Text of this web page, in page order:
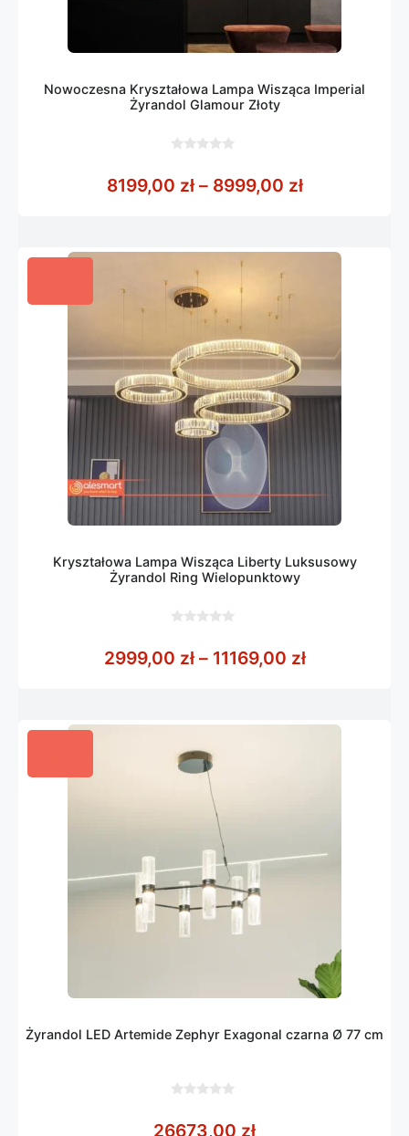
Nowoczesna Kryształowa Lampa Wisząca Imperial
Żyrandol Glamour Złoty
5
8199,00 zł – 8999,00 złZakres cen:
Kryształowa Lampa Wisząca Liberty Luksusowy
Żyrandol Ring Wielopunktowy
5
2999,00 zł – 11169,00 złZakres cen:
Żyrandol LED Artemide Zephyr Exagonal czarna Ø 77 cm
5
26673,00 zł